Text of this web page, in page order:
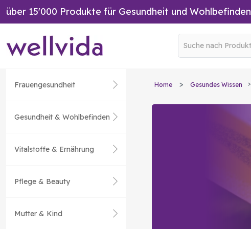
über 15'000 Produkte für Gesundheit und Wohlbefinden
Frauengesundheit
Gesundheit & Wohlbefinden
Vitalstoffe & Ernährung
Pflege & Beauty
Mutter & Kind
Home Gesundes Wissen